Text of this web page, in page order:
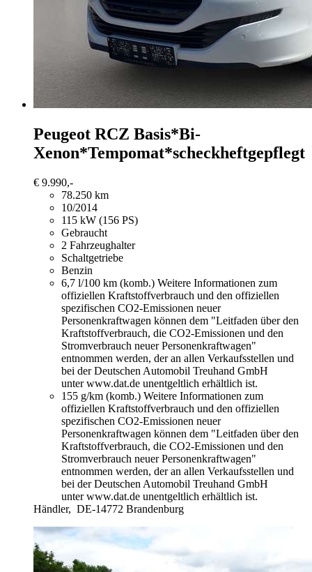
Peugeot RCZ Basis*Bi-
Xenon*Tempomat*scheckheftgepflegt
€ 9.990,-
78.250 km
10/2014
115 kW (156 PS)
Gebraucht
2 Fahrzeughalter
Schaltgetriebe
Benzin
6,7 l/100 km (komb.) Weitere Informationen zum
offiziellen Kraftstoffverbrauch und den offiziellen
spezifischen CO2-Emissionen neuer
Personenkraftwagen können dem "Leitfaden über den
Kraftstoffverbrauch, die CO2-Emissionen und den
Stromverbrauch neuer Personenkraftwagen"
entnommen werden, der an allen Verkaufsstellen und
bei der Deutschen Automobil Treuhand GmbH
unter www.dat.de unentgeltlich erhältlich ist.
155 g/km (komb.) Weitere Informationen zum
offiziellen Kraftstoffverbrauch und den offiziellen
spezifischen CO2-Emissionen neuer
Personenkraftwagen können dem "Leitfaden über den
Kraftstoffverbrauch, die CO2-Emissionen und den
Stromverbrauch neuer Personenkraftwagen"
entnommen werden, der an allen Verkaufsstellen und
bei der Deutschen Automobil Treuhand GmbH
unter www.dat.de unentgeltlich erhältlich ist.
Händler, DE-14772 Brandenburg